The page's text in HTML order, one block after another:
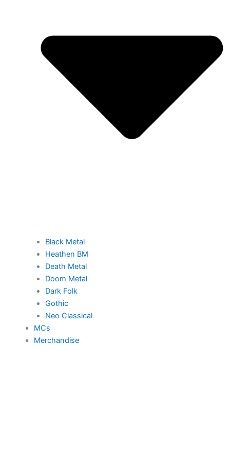
Black Metal
Heathen BM
Death Metal
Doom Metal
Dark Folk
Gothic
Neo Classical
MCs
Merchandise